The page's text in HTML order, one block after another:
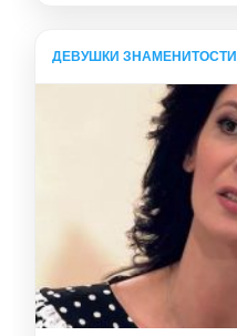
ДЕВУШКИ ЗНАМЕНИТОСТИ